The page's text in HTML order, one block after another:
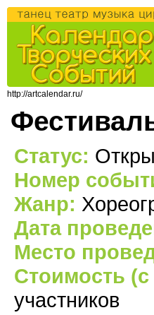
http://artcalendar.ru/
Статус:
Номер
Жанр:
Дата
Место
Стоимость (с
участников